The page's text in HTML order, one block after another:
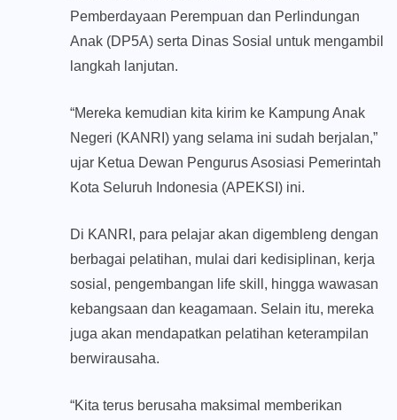
Pemberdayaan Perempuan dan Perlindungan
Anak (DP5A) serta Dinas Sosial untuk mengambil
langkah lanjutan.
“Mereka kemudian kita kirim ke Kampung Anak
Negeri (KANRI) yang selama ini sudah berjalan,”
ujar Ketua Dewan Pengurus Asosiasi Pemerintah
Kota Seluruh Indonesia (APEKSI) ini.
Di KANRI, para pelajar akan digembleng dengan
berbagai pelatihan, mulai dari kedisiplinan, kerja
sosial, pengembangan life skill, hingga wawasan
kebangsaan dan keagamaan. Selain itu, mereka
juga akan mendapatkan pelatihan keterampilan
berwirausaha.
“Kita terus berusaha maksimal memberikan